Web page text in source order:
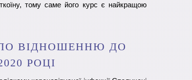
тому саме його курс є найкращою
ВІДНОШЕННЮ ДО
РОЦІ